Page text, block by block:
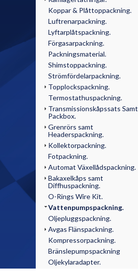
Koppar & Plåttoppackning.
Luftrenarpackning.
Lyftarplåtspackning.
Förgasarpackning.
Packningsmaterial.
Shimstoppackning.
Strömfördelarpackning.
Topplockspackning.
Termostathuspackning.
Transmissionskåpssats Samt
Packbox.
Grenrörs samt
Headerspackning.
Kollektorpackning.
Fotpackning.
Automat Växellådspackning.
Bakaxelkåps samt
Diffhuspackning.
O-Rings Wire Kit.
Vattenpumpspackning.
Oljepluggspackning.
Avgas Flänspackning.
Kompressorpackning.
Bränslepumpspackning
Oljekylaradapter.